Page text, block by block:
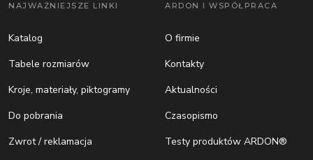
NAJWAŻNIEJSZE LINKI
Katalog
Tabele rozmiarów
Kroje, materiały, piktogramy
Do pobrania
Zwrot / reklamacja
ARDON I WSPÓŁPRACA
O firmie
Kontakty
Aktualności
Czasopismo
Testy produktów ARDON®